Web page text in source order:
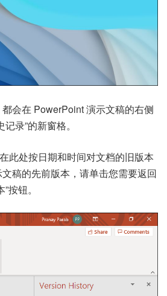
会在 PowerPoint 演示文稿的右侧
录”的新窗格。
此处按日期和时间对文档的旧版本
稿的先前版本，请单击您需要返回
按钮。